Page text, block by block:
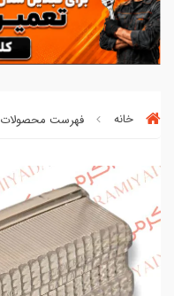
خانه فهرست محصولات